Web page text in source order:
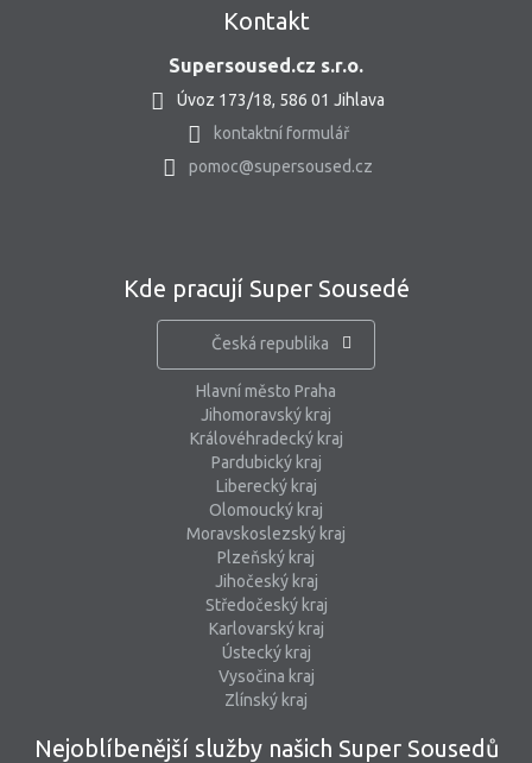
Kontakt
Supersoused.cz s.r.o.
Úvoz 173/18, 586 01 Jihlava
kontaktní formulář
pomoc@supersoused.cz
Kde pracují Super Sousedé
Česká republika
Hlavní město Praha
Jihomoravský kraj
Královéhradecký kraj
Pardubický kraj
Liberecký kraj
Olomoucký kraj
Moravskoslezský kraj
Plzeňský kraj
Jihočeský kraj
Středočeský kraj
Karlovarský kraj
Ústecký kraj
Vysočina kraj
Zlínský kraj
Nejoblíbenější služby našich Super Sousedů